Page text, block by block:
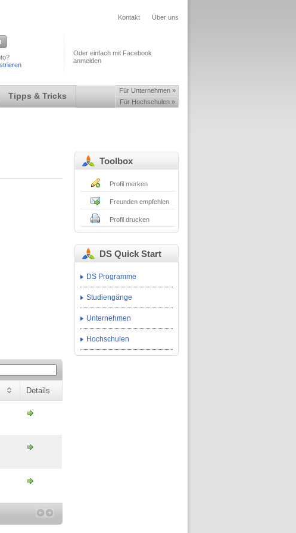
Kontakt Über uns
Oder einfach mit Facebook
anmelden
Tipps & Tricks
Für Unternehmen »
Für Hochschulen »
Details
Toolbox
Profil merken
Freunden empfehlen
Profil drucken
DS Quick Start
DS Programme
Studiengänge
Unternehmen
Hochschulen